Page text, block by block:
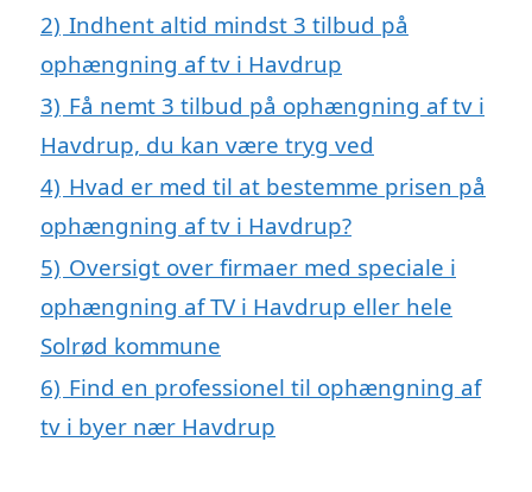
2) Indhent altid mindst 3 tilbud på
ophængning af tv i Havdrup
3) Få nemt 3 tilbud på ophængning af tv i
Havdrup, du kan være tryg ved
4) Hvad er med til at bestemme prisen på
ophængning af tv i Havdrup?
5) Oversigt over firmaer med speciale i
ophængning af TV i Havdrup eller hele
Solrød kommune
6) Find en professionel til ophængning af
tv i byer nær Havdrup